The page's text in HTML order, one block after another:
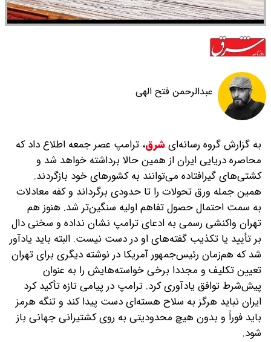
عبدالرحمن فتح الهی
به گزارش گروه رسانه‌ایشرق، ترامپ عصر جمعه اطلاع داد که
محاصره دریایی ایران از همین حالا برداشته خواهد شد و
کشتی‌های گیرافتاده می‌توانند به کشورهای خود بازگردند.
همین جمله ورق تحولات را تا حدودی برگرداند و کفه معادلات
به سمت احتمال حصول تفاهم اولیه سنگین‌تر شد. هنوز هم
تهران واکنشی رسمی به ادعای ترامپ نشان نداده و سخنی دال
بر تأیید یا تکذیب گفته‌های او در دست نیست. البته باید یادآور
شد که هم‌زمان رئیس‌جمهور آمریکا در نوشته دیگری برای تهران
تعیین تکلیف و مجددا برخی خواسته‌هایش را به عنوان
پیش‌شرط توافق یادآوری کرد. ترامپ در پیامی تازه تأکید کرد
ایران نباید هرگز به سلاح هسته‌ای دست پیدا کند و تنگه هرمز
باید فوراً و بدون هیچ محدودیتی به روی کشتیرانی جهانی باز
شود.